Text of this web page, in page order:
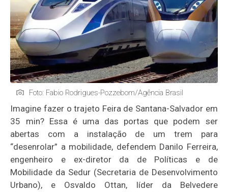
Foto: Fabio Rodrigues-Pozzebom/Agência Brasil
Imagine fazer o trajeto Feira de Santana-Salvador em
35 min? Essa é uma das portas que podem ser
abertas com a instalação de um trem para
“desenrolar” a mobilidade, defendem Danilo Ferreira,
engenheiro e ex-diretor da de Políticas e de
Mobilidade da Sedur (Secretaria de Desenvolvimento
Urbano), e Osvaldo Ottan, líder da Belvedere